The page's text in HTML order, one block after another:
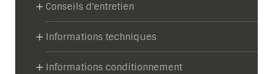
Conseils d'entretien
Informations techniques
Informations conditionnement